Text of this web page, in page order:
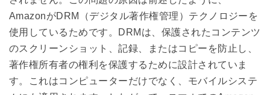
AmazonがDRM（デジタル著作権管理）テクノロジーを
使用しているためです。DRMは、保護されたコンテンツ
のスクリーンショット、記録、またはコピーを防止し、
著作権所有者の権利を保護するために設計されていま
す。これはコンピューターだけでなく、モバイルシステ